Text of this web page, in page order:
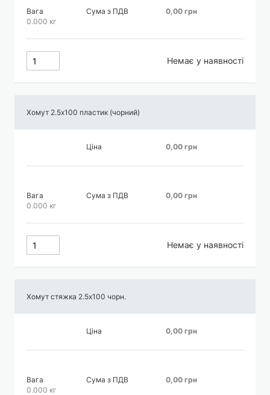
Вага
0.000 кг
Сума з ПДВ 0,00 грн
Немає у наявності
Хомут 2.5х100 пластик (чорний)
Ціна 0,00 грн
Вага
0.000 кг
Сума з ПДВ 0,00 грн
Немає у наявності
Хомут стяжка 2.5х100 чорн.
Ціна 0,00 грн
Вага
0.000 кг
Сума з ПДВ 0,00 грн